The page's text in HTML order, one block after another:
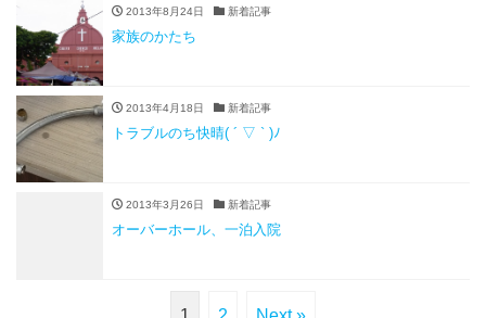
2013年8月24日 新着記事
家族のかたち
2013年4月18日 新着記事
トラブルのち快晴( ´ ▽ ` )ﾉ
2013年3月26日 新着記事
オーバーホール、一泊入院